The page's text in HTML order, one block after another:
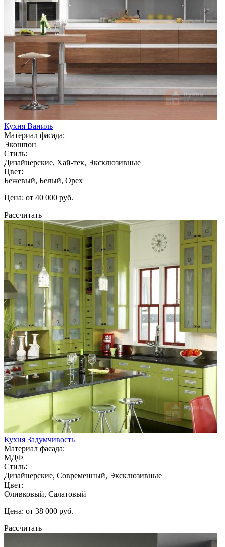
Кухня Ваниль
Материал фасада:
Экошпон
Стиль:
Дизайнерские, Хай-тек, Эксклюзивные
Цвет:
Бежевый, Белый, Орех
Цена: от 40 000 руб.
Рассчитать
Кухня Задумчивость
Материал фасада:
МДФ
Стиль:
Дизайнерские, Современный, Эксклюзивные
Цвет:
Оливковый, Салатовый
Цена: от 38 000 руб.
Рассчитать